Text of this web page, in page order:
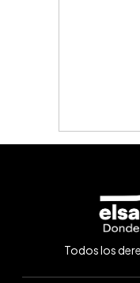
Todos los